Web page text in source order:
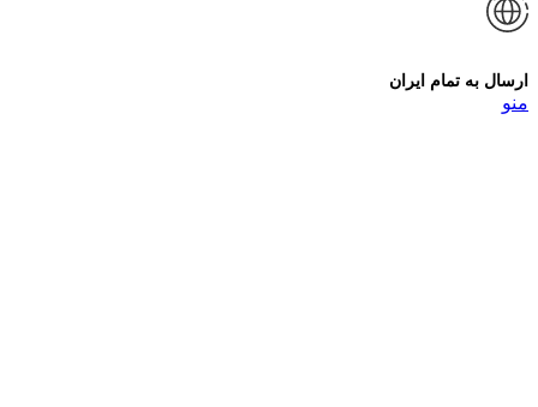
ارسال به تمام ایران
منو